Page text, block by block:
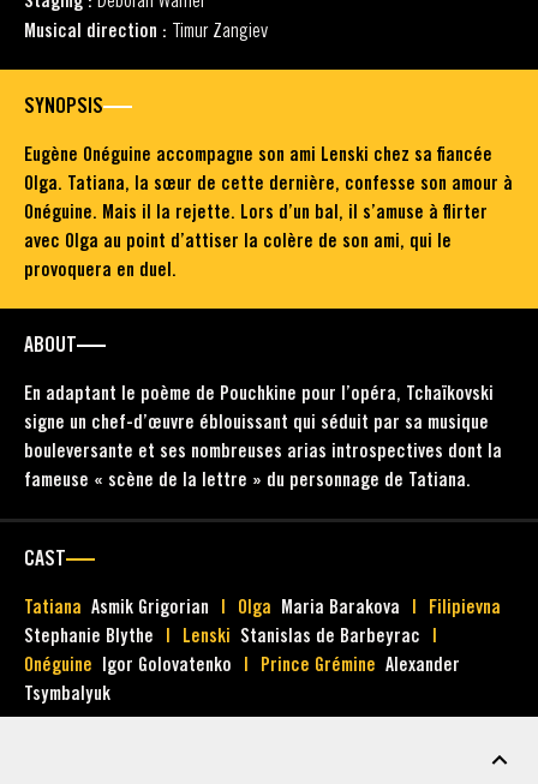
Musical direction : Timur Zangiev
SYNOPSIS
Eugène Onéguine accompagne son ami Lenski chez sa fiancée
Olga. Tatiana, la sœur de cette dernière, confesse son amour à
Onéguine. Mais il la rejette. Lors d’un bal, il s’amuse à flirter
avec Olga au point d’attiser la colère de son ami, qui le
provoquera en duel.
ABOUT
En adaptant le poème de Pouchkine pour l’opéra, Tchaïkovski
signe un chef-d’œuvre éblouissant qui séduit par sa musique
bouleversante et ses nombreuses arias introspectives dont la
fameuse « scène de la lettre » du personnage de Tatiana.
CAST
Tatiana Asmik Grigorian Olga Maria Barakova
Filipievna
Stephanie Blythe
Lenski Stanislas de Barbeyrac
Onéguine
Igor Golovatenko Prince Grémine Alexander
Tsymbalyuk